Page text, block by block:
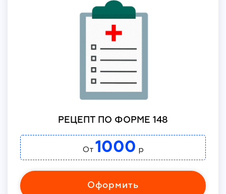
РЕЦЕПТ ПО ФОРМЕ 148
От 1000 р
Оформить